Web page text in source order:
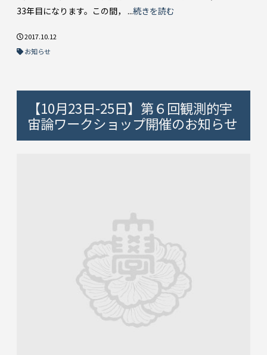
33年目になります。この間， ...続きを読む
2017.10.12
お知らせ
【10月23日-25日】第６回観測的宇
宙論ワークショップ開催のお知らせ